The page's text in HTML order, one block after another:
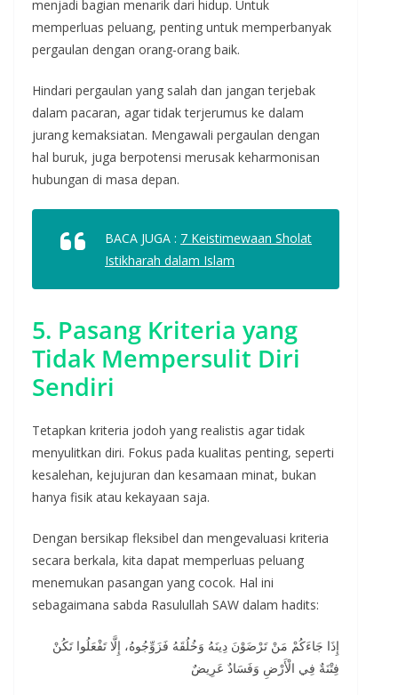
menjadi bagian menarik dari hidup. Untuk
memperluas peluang, penting untuk memperbanyak
pergaulan dengan orang-orang baik.
Hindari pergaulan yang salah dan jangan terjebak
dalam pacaran, agar tidak terjerumus ke dalam
jurang kemaksiatan. Mengawali pergaulan dengan
hal buruk, juga berpotensi merusak keharmonisan
hubungan di masa depan.
BACA JUGA : 7 Keistimewaan Sholat
Istikharah dalam Islam
5. Pasang Kriteria yang
Tidak Mempersulit Diri
Sendiri
Tetapkan kriteria jodoh yang realistis agar tidak
menyulitkan diri. Fokus pada kualitas penting, seperti
kesalehan, kejujuran dan kesamaan minat, bukan
hanya fisik atau kekayaan saja.
Dengan bersikap fleksibel dan mengevaluasi kriteria
secara berkala, kita dapat memperluas peluang
menemukan pasangan yang cocok. Hal ini
sebagaimana sabda Rasulullah SAW dalam hadits:
إِذَا جَاءَكُمْ مَنْ تَرْضَوْنَ دِينَهُ وَخُلُقَهُ فَزَوِّجُوهُ، إِلَّا تَفْعَلُوا تَكُنْ
فِتْنَةٌ فِي الْأَرْضِ وَفَسَادٌ عَرِيضٌ